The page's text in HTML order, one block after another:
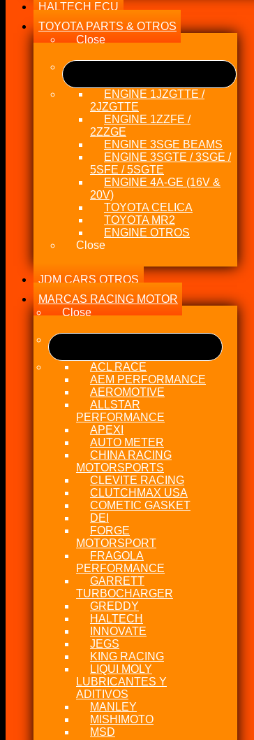
HALTECH ECU
TOYOTA PARTS & OTROS
Close
ENGINE 1JZGTTE /
2JZGTTE
ENGINE 1ZZFE /
2ZZGE
ENGINE 3SGE BEAMS
ENGINE 3SGTE / 3SGE /
5SFE / 5SGTE
ENGINE 4A-GE (16V &
20V)
TOYOTA CELICA
TOYOTA MR2
ENGINE OTROS
Close
JDM CARS OTROS
MARCAS RACING MOTOR
Close
ACL RACE
AEM PERFORMANCE
AEROMOTIVE
ALLSTAR
PERFORMANCE
APEXI
AUTO METER
CHINA RACING
MOTORSPORTS
CLEVITE RACING
CLUTCHMAX USA
COMETIC GASKET
DEI
FORGE
MOTORSPORT
FRAGOLA
PERFORMANCE
GARRETT
TURBOCHARGER
GREDDY
HALTECH
INNOVATE
JEGS
KING RACING
LIQUI MOLY
LUBRICANTES Y
ADITIVOS
MANLEY
MISHIMOTO
MSD